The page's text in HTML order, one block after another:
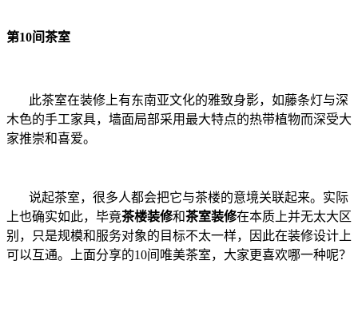
第10间茶室
此茶室在装修上有东南亚文化的雅致身影，如藤条灯与深
木色的手工家具，墙面局部采用最大特点的热带植物而深受大
家推崇和喜爱。
说起茶室，很多人都会把它与茶楼的意境关联起来。实际
上也确实如此，毕竟茶楼装修和茶室装修在本质上并无太大区
别，只是规模和服务对象的目标不太一样，因此在装修设计上
可以互通。上面分享的10间唯美茶室，大家更喜欢哪一种呢？